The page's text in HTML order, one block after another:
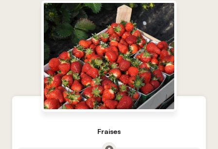
Fraises